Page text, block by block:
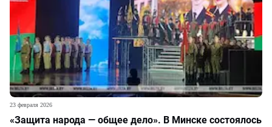
«Защита народа — общее дело». В Минске состоялось
23 февраля 2026